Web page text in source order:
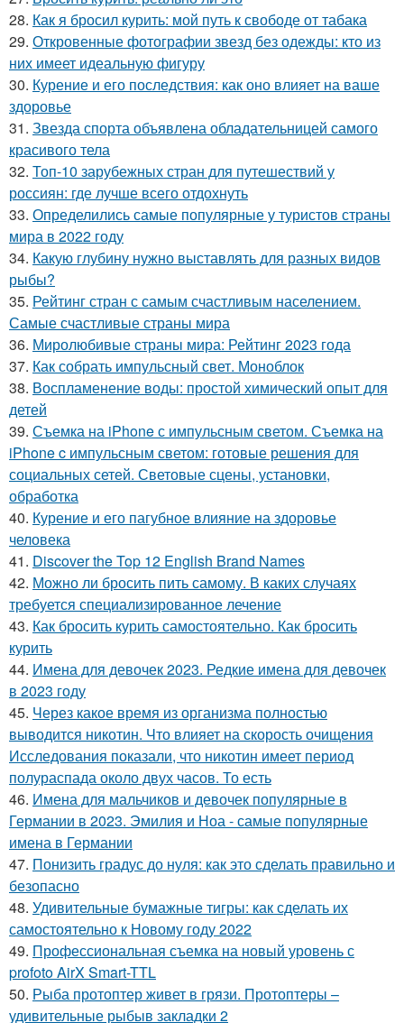
28. Как я бросил курить: мой путь к свободе от табака
29. Откровенные фотографии звезд без одежды: кто из
них имеет идеальную фигуру
30. Курение и его последствия: как оно влияет на ваше
здоровье
31. Звезда спорта объявлена обладательницей самого
красивого тела
32. Топ-10 зарубежных стран для путешествий у
россиян: где лучше всего отдохнуть
33. Определились самые популярные у туристов страны
мира в 2022 году
34. Какую глубину нужно выставлять для разных видов
рыбы?
35. Рейтинг стран с самым счастливым населением.
Самые счастливые страны мира
36. Миролюбивые страны мира: Рейтинг 2023 года
37. Как собрать импульсный свет. Моноблок
38. Воспламенение воды: простой химический опыт для
детей
39. Съемка на iPhone с импульсным светом. Съемка на
iPhone c импульсным светом: готовые решения для
социальных сетей. Световые сцены, установки,
обработка
40. Курение и его пагубное влияние на здоровье
человека
41. Discover the Top 12 English Brand Names
42. Можно ли бросить пить самому. В каких случаях
требуется специализированное лечение
43. Как бросить курить самостоятельно. Как бросить
курить
44. Имена для девочек 2023. Редкие имена для девочек
в 2023 году
45. Через какое время из организма полностью
выводится никотин. Что влияет на скорость очищения
Исследования показали, что никотин имеет период
полураспада около двух часов. То есть
46. Имена для мальчиков и девочек популярные в
Германии в 2023. Эмилия и Ноа - самые популярные
имена в Германии
47. Понизить градус до нуля: как это сделать правильно и
безопасно
48. Удивительные бумажные тигры: как сделать их
самостоятельно к Новому году 2022
49. Профессиональная съемка на новый уровень с
profoto AirX Smart-TTL
50. Рыба протоптер живет в грязи. Протоптеры –
удивительные рыбыв закладки 2